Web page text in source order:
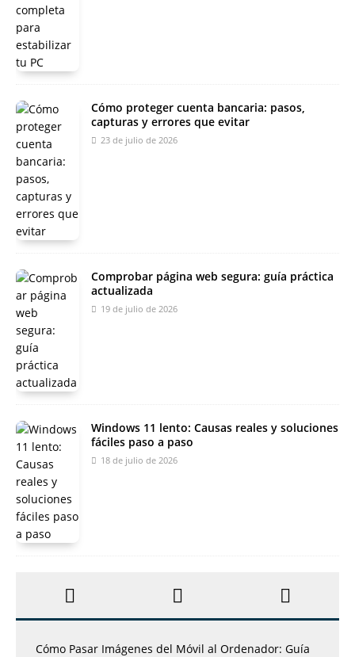
Cómo proteger cuenta bancaria: pasos,
capturas y errores que evitar
23 de julio de 2026
Comprobar página web segura: guía práctica
actualizada
19 de julio de 2026
Windows 11 lento: Causas reales y soluciones
fáciles paso a paso
18 de julio de 2026
Cómo Pasar Imágenes del Móvil al Ordenador: Guía